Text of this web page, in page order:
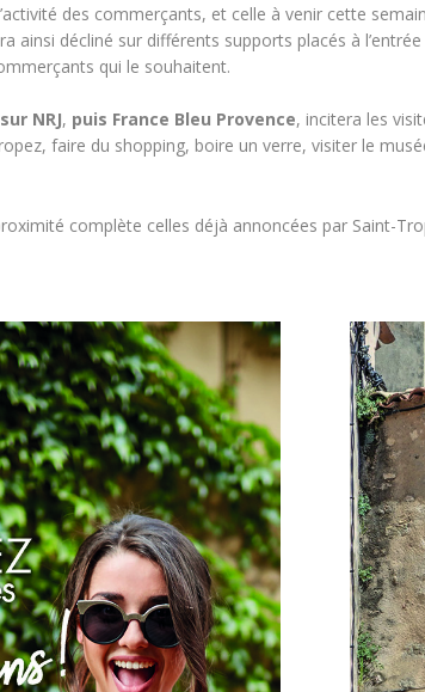
des commerçants, et celle à venir cette
ainsi décliné sur différents supports placés à
qui le souhaitent.
NRJ, puis France Bleu Provence, incitera les
faire du shopping, boire un verre, visiter le
complète celles déjà annoncées par Saint-